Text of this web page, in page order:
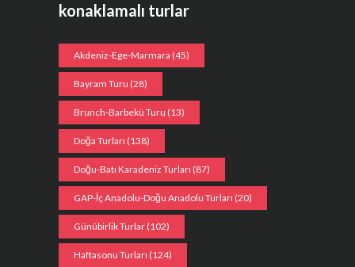
konaklamalı turlar
Akdeniz-Ege-Marmara (45)
Bayram Turu (28)
Brunch-Barbekü Turu (13)
Doğa Turları (138)
Doğu-Batı Karadeniz Turları (87)
GAP-İç Anadolu-Doğu Anadolu Turları (20)
Günübirlik Turlar (102)
Haftasonu Turları (124)